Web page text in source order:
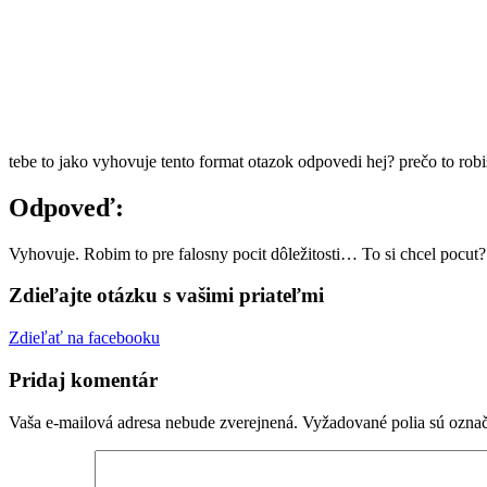
tebe to jako vyhovuje tento format otazok odpovedi hej? prečo to
Odpoveď:
Vyhovuje. Robim to pre falosny pocit dôležitosti… To si chcel pocut?
Zdieľajte otázku s vašimi priateľmi
Zdieľať na facebooku
Pridaj komentár
Vaša e-mailová adresa nebude zverejnená. Vyžadované polia sú